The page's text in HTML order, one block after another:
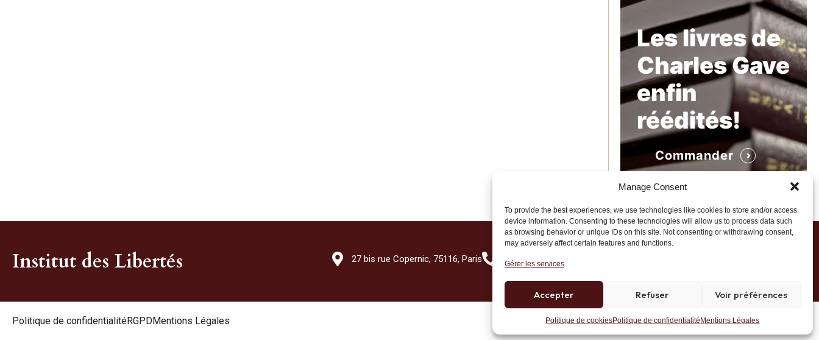
Manage Consent
To provide the best experiences, we use technologies like cookies to store and/or access
device information. Consenting to these technologies will allow us to process data such
as browsing behavior or unique IDs on this site. Not consenting or withdrawing consent,
may adversely affect certain features and functions.
Gérer les services
Accepter Refuser Voir préférences
Politique de cookiesPolitique de confidentialité Mentions Légales
Les livres de
Charles Gave
enfin
réédités!
Commander
Institut des Libertés 27 bis rue Copernic, 75116, Paris +33 (0)1 71 20 45 39
Politique de confidentialitéRGPDMentions Légales Site développé par AK Web Solutions